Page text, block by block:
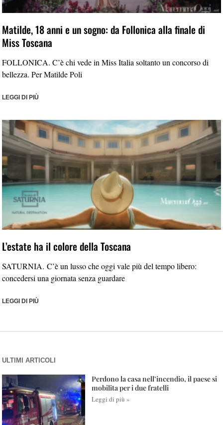
Matilde, 18 anni e un sogno: da Follonica alla finale di
Miss Toscana
FOLLONICA. C’è chi vede in Miss Italia soltanto un concorso di
bellezza. Per Matilde Poli
LEGGI DI PIÙ
L’estate ha il colore della Toscana
SATURNIA. C’è un lusso che oggi vale più del tempo libero:
concedersi una giornata senza guardare
LEGGI DI PIÙ
ULTIMI ARTICOLI
Perdono la casa nell’incendio, il paese si
mobilita per i due fratelli
Leggi di più »